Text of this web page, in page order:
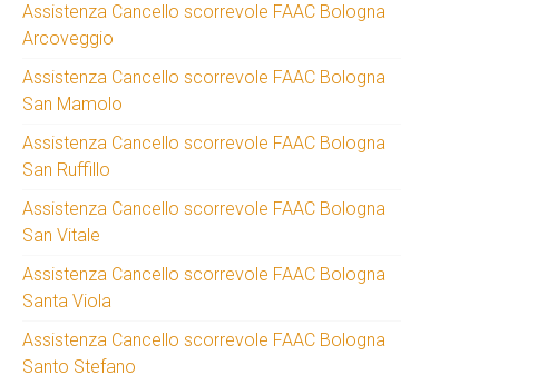
Assistenza Cancello scorrevole FAAC Bologna
Arcoveggio
Assistenza Cancello scorrevole FAAC Bologna
San Mamolo
Assistenza Cancello scorrevole FAAC Bologna
San Ruffillo
Assistenza Cancello scorrevole FAAC Bologna
San Vitale
Assistenza Cancello scorrevole FAAC Bologna
Santa Viola
Assistenza Cancello scorrevole FAAC Bologna
Santo Stefano